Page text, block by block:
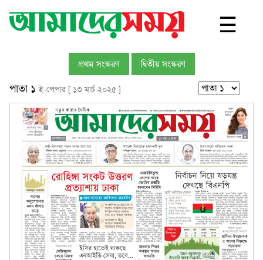
☰
প্রথম সংস্করণ দ্বিতীয় সংস্করণ
পাতা ১ই-পেপার [ ১৩ মার্চ ২০২৫ ]